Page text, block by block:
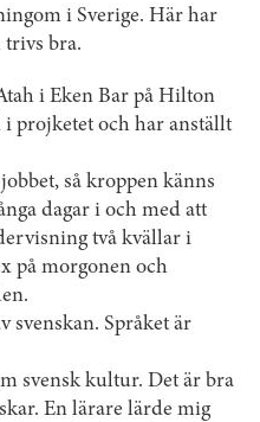
i Sverige. Här har
trivs bra.
i Eken Bar på Hilton
projketet och har anställt
så kroppen känns
dagar i och med att
två kvällar i
på morgonen och
svenskan. Språket är
svensk kultur. Det är bra
En lärare lärde mig